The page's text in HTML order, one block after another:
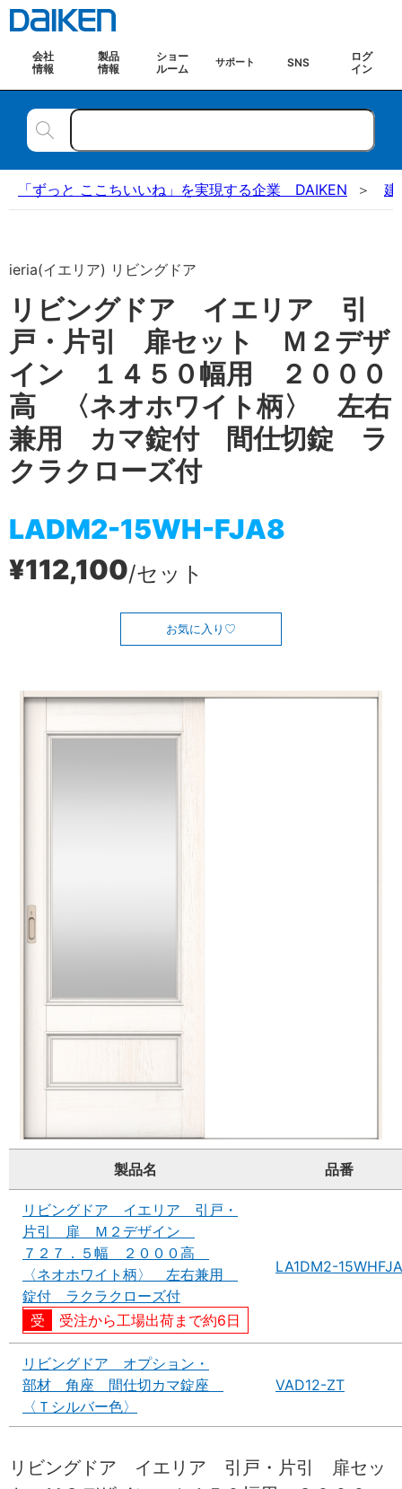
会社
情報
製品
情報
ショー
ルーム
サポート SNS
ログ
イン
「ずっと ここちいいね」を実現する企業 DAIKEN 建
ieria(イエリア) リビングドア
リビングドア イエリア 引
戸・片引 扉セット Ｍ２デザ
イン １４５０幅用 ２０００
高 〈ネオホワイト柄〉 左右
兼用 カマ錠付 間仕切錠 ラ
クラクローズ付
LADM2-15WH-FJA8
¥112,100/セット
お気に入り
製品名 品番
リビングドア イエリア 引戸・
片引 扉 Ｍ２デザイン
７２７．５幅 ２０００高
〈ネオホワイト柄〉 左右兼用
錠付 ラクラクローズ付
受注から工場出荷まで約6日
LA1DM2-15WHFJA
リビングドア オプション・
部材 角座 間仕切カマ錠座
〈Ｔシルバー色〉
VAD12-ZT
リビングドア イエリア 引戸・片引 扉セッ